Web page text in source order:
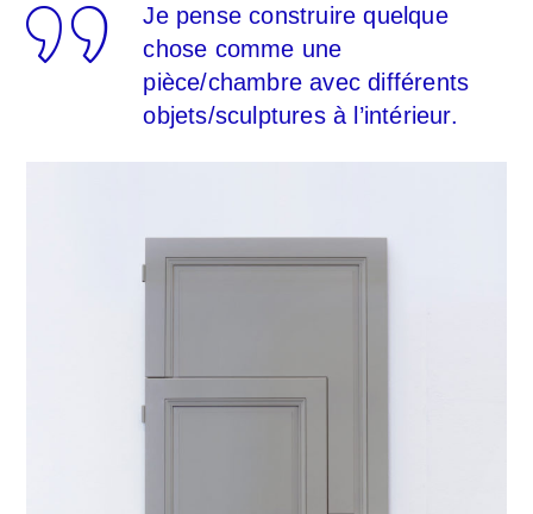
Je pense construire quelque
chose comme une
pièce/chambre avec différents
objets/sculptures à l’intérieur.